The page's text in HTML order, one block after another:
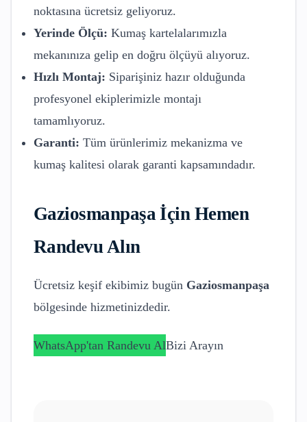
noktasına ücretsiz geliyoruz.
Yerinde Ölçü: Kumaş kartelalarımızla
mekanınıza gelip en doğru ölçüyü alıyoruz.
Hızlı Montaj: Siparişiniz hazır olduğunda
profesyonel ekiplerimizle montajı
tamamlıyoruz.
Garanti: Tüm ürünlerimiz mekanizma ve
kumaş kalitesi olarak garanti kapsamındadır.
Gaziosmanpaşaİçin Hemen
Randevu Alın
Ücretsiz keşif ekibimiz bugün Gaziosmanpaşa
bölgesinde hizmetinizdedir.
WhatsApp'tan Randevu AlBizi Arayın